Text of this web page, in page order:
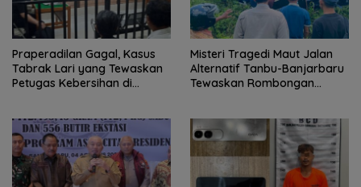
Praperadilan Gagal, Kasus
Tabrak Lari yang Tewaskan
Petugas Kebersihan di
Misteri Tragedi Maut Jalan
Alternatif Tanbu-Banjarbaru
Tewaskan Rombongan